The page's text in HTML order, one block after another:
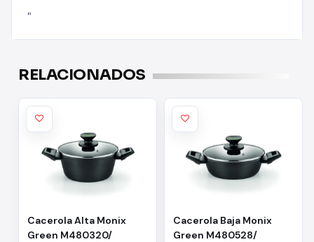
"
RELACIONADOS
Cacerola Alta Monix
Green M480320/
Cacerola Baja Monix
Green M480528/